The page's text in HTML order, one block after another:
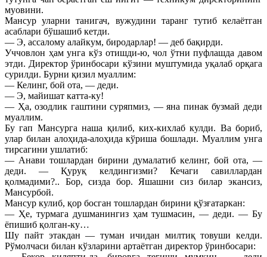
муовини.
Мансур уларни танигач, вужудини таранг тутиб келаётган
асаблари бўшашиб кетди.
— Э, ассалому алайкум, биродарлар! — деб бақирди.
Уччовлон ҳам унга кўз отишди-ю, чол ўтни пуфлашда давом
этди. Директор ўринбосари кўзини муштумида уқалаб орқага
сурилди. Бурни қизил муаллим:
— Келинг, бой ота, — деди.
— Э, майишат катта-ку!
— Ҳа, озодлик гаштини суряпмиз, — яна пинак бузмай деди
муаллим.
Бу гап Мансурга наша қилиб, ких-кихлаб кулди. Ва бориб,
улар билан алоҳида-алоҳида кўриша бошлади. Муаллим унга
тирсагини ушлатиб:
— Анави тошлардан бирини думалатиб келинг, бой ота, —
деди. — Қуруқ келдингизми? Кечаги савиллардан
қолмадими?.. Бор, сизда бор. Яшашни сиз билар экансиз,
Мансурбой.
Мансур кулиб, қор босган тошлардан бирини қўзғатаркан:
— Ҳе, турмага душманингиз ҳам тушмасин, — деди. — Бу
ёпишиб қолган-ку…
Шу пайт этакдан — туман ичидан милтиқ товуши келди.
Рўмолчаси билан кўзларини артаётган директор ўринбосари: